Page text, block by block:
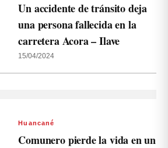
Un accidente de tránsito deja
una persona fallecida en la
carretera Acora – Ilave
15/04/2024
Huancané
Comunero pierde la vida en un